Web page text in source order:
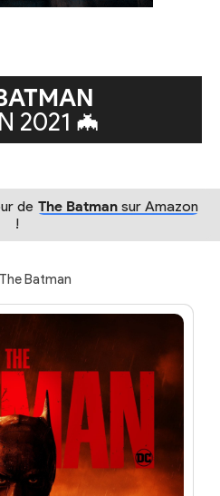
2021 🦇
de The Batman sur Amazon
!
Batman